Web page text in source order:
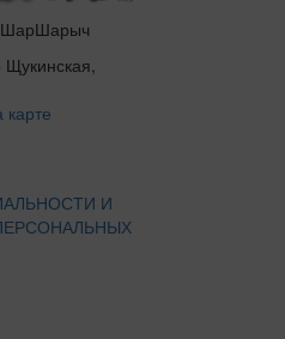
ШарШарыч
карте
И